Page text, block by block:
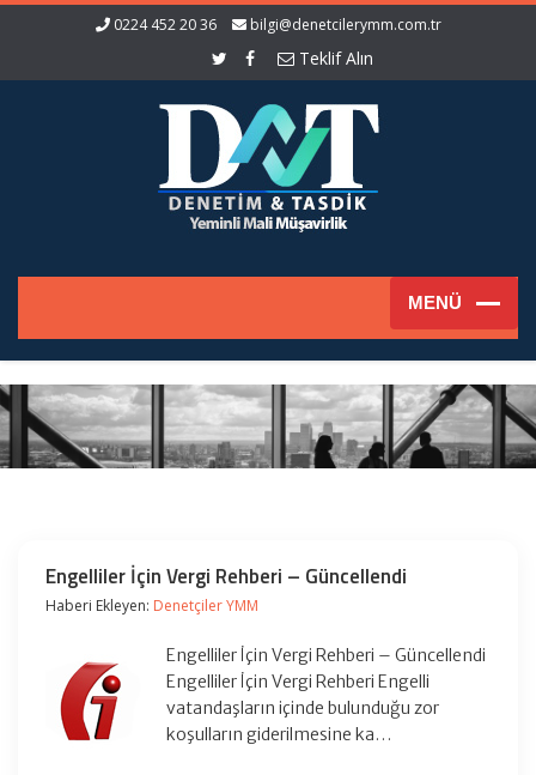
0224 452 20 36 bilgi@denetcilerymm.com.tr
Teklif Alın
Engelliler İçin Vergi Rehberi – Güncellendi
Haberi Ekleyen: Denetçiler YMM
Engelliler İçin Vergi Rehberi – Güncellendi
Engelliler İçin Vergi Rehberi Engelli
vatandaşların içinde bulunduğu zor
koşulların giderilmesine ka…